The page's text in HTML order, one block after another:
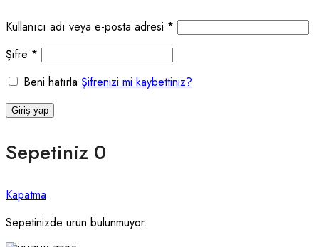
Kullanıcı adı veya e-posta adresi * Gerekli
Şifre * Gerekli
Beni hatırla Şifrenizi mi kaybettiniz?
Giriş yap
Sepetiniz 0
Kapatma
Sepetinizde ürün bulunmuyor.